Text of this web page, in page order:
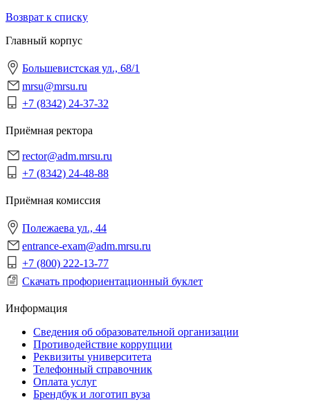
Возврат к списку
Главный корпус
Большевистская ул., 68/1
mrsu@mrsu.ru
+7 (8342) 24-37-32
Приёмная ректора
rector@adm.mrsu.ru
+7 (8342) 24-48-88
Приёмная комиссия
Полежаева ул., 44
entrance-exam@adm.mrsu.ru
+7 (800) 222-13-77
Скачать профориентационный буклет
Информация
Сведения об образовательной организации
Противодействие коррупции
Реквизиты университета
Телефонный справочник
Оплата услуг
Брендбук и логотип вуза